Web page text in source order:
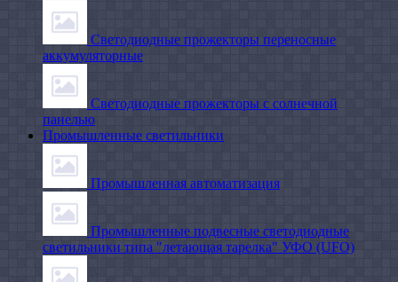
Светодиодные прожекторы переносные
аккумуляторные
Светодиодные прожекторы с солнечной
панелью
Промышленные светильники
Промышленная автоматизация
Промышленные подвесные cветодиодные
светильники типа "летающая тарелка" УФО (UFO)